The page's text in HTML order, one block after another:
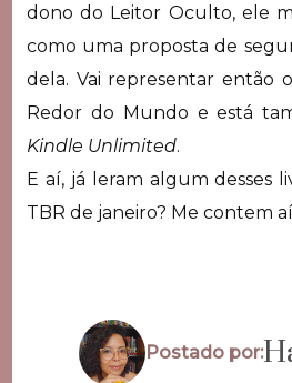
dono do Leitor Oculto, ele
como uma proposta de
dela. Vai representar então
Redor do Mundo e está
Kindle Unlimited.
E aí, já leram algum desses
TBR de janeiro? Me contem
Postado por: